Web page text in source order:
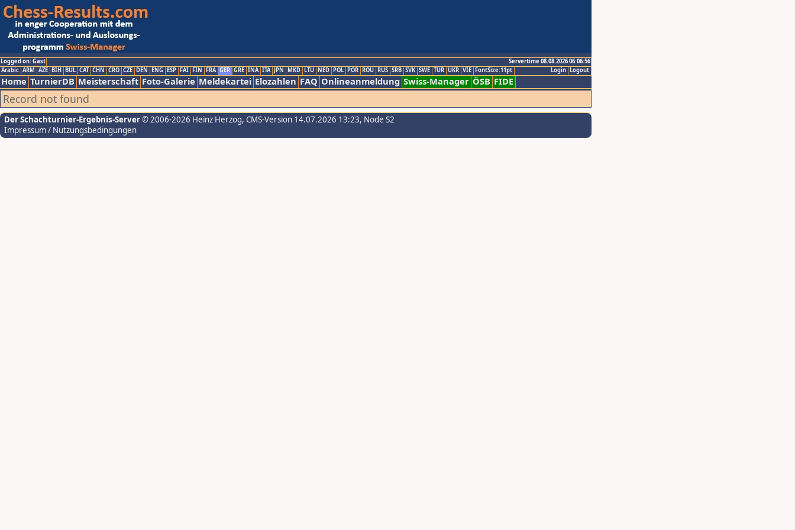
Logged on: Gast
Servertime 08.08.2026 06:06:56
Logout
Login
Arabic ARM AZE BIH BUL CAT CHN CRO CZE DEN ENG ESP FAI FIN FRA GER GRE INA ITA JPN MKD LTU NED POL POR ROU RUS SRB SVK SWE TUR UKR VIE FontSize:11pt
Home TurnierDB Meisterschaft Foto-Galerie Meldekartei Elozahlen FAQ Onlineanmeldung Swiss-Manager ÖSB FIDE
Record not found
Der Schachturnier-Ergebnis-Server© 2006-2026 Heinz Herzog, CMS-Version 14.07.2026 13:23, Node S2
Impressum / Nutzungsbedingungen